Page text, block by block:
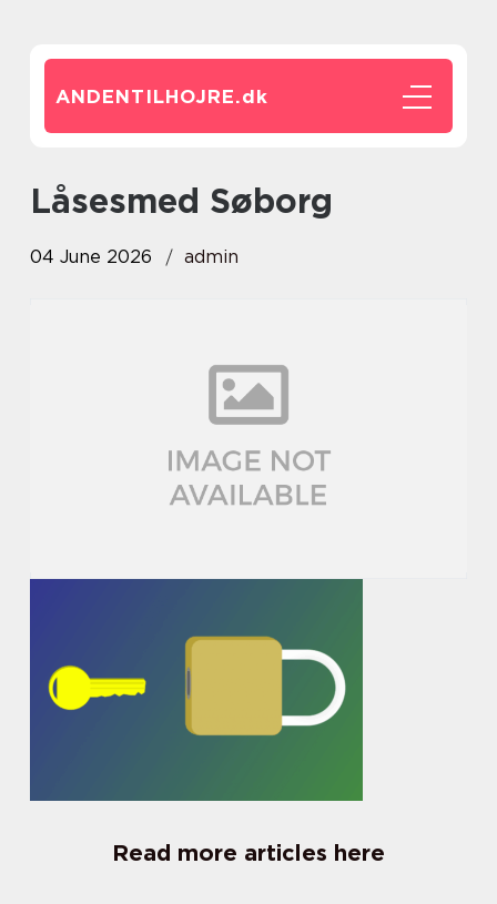
ANDENTILHOJRE.dk
Låsesmed Søborg
04 June 2026 admin
Read more articles here